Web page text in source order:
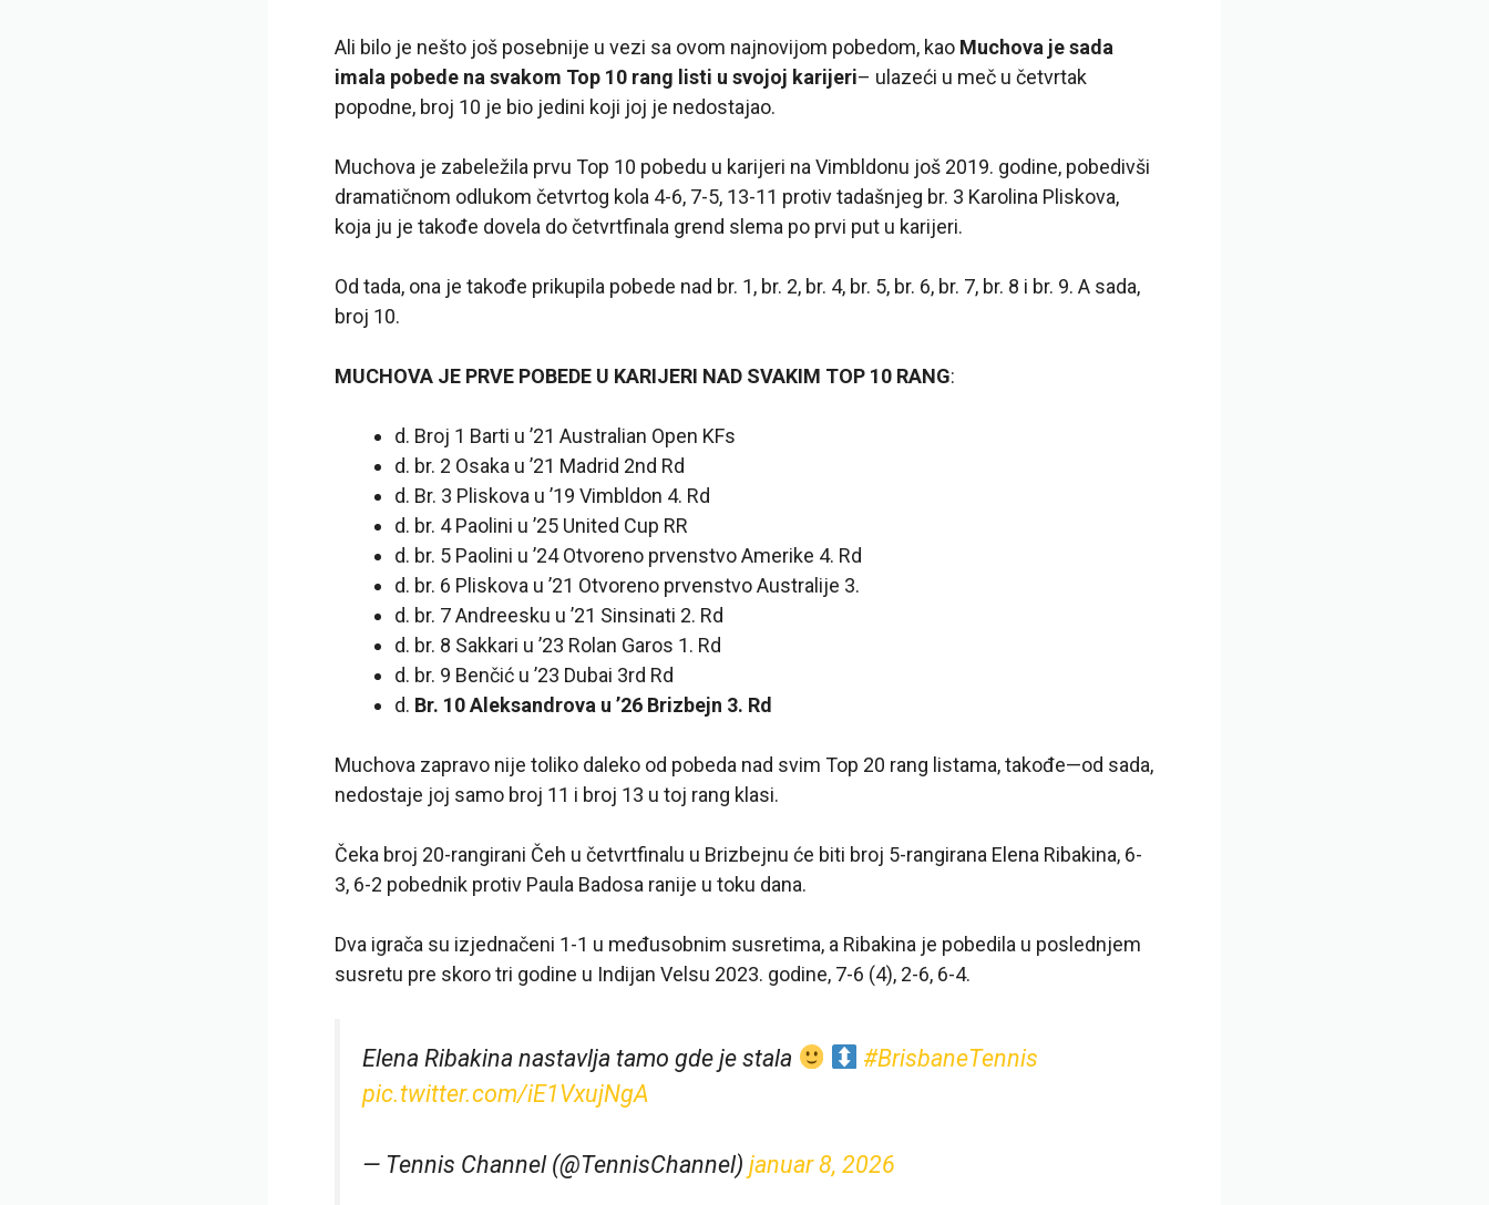
Ali bilo je nešto još posebnije u vezi sa ovom najnovijom pobedom, kao Muchova je sada
imala pobede na svakom Top 10 rang listi u svojoj karijeri– ulazeći u meč u četvrtak
popodne, broj 10 je bio jedini koji joj je nedostajao.
Muchova je zabeležila prvu Top 10 pobedu u karijeri na Vimbldonu još 2019. godine, pobedivši
dramatičnom odlukom četvrtog kola 4-6, 7-5, 13-11 protiv tadašnjeg br. 3 Karolina Pliskova,
koja ju je takođe dovela do četvrtfinala grend slema po prvi put u karijeri.
Od tada, ona je takođe prikupila pobede nad br. 1, br. 2, br. 4, br. 5, br. 6, br. 7, br. 8 i br. 9. A sada,
broj 10.
MUCHOVA JE PRVE POBEDE U KARIJERI NAD SVAKIM TOP 10 RANG:
d. Broj 1 Barti u ’21 Australian Open KFs
d. br. 2 Osaka u ’21 Madrid 2nd Rd
d. Br. 3 Pliskova u ’19 Vimbldon 4. Rd
d. br. 4 Paolini u ’25 United Cup RR
d. br. 5 Paolini u ’24 Otvoreno prvenstvo Amerike 4. Rd
d. br. 6 Pliskova u ’21 Otvoreno prvenstvo Australije 3.
d. br. 7 Andreesku u ’21 Sinsinati 2. Rd
d. br. 8 Sakkari u ’23 Rolan Garos 1. Rd
d. br. 9 Benčić u ’23 Dubai 3rd Rd
d. Br. 10 Aleksandrova u ’26 Brizbejn 3. Rd
Muchova zapravo nije toliko daleko od pobeda nad svim Top 20 rang listama, takođe—od sada,
nedostaje joj samo broj 11 i broj 13 u toj rang klasi.
Čeka broj 20-rangirani Čeh u četvrtfinalu u Brizbejnu će biti broj 5-rangirana Elena Ribakina, 6-
3, 6-2 pobednik protiv Paula Badosa ranije u toku dana.
Dva igrača su izjednačeni 1-1 u međusobnim susretima, a Ribakina je pobedila u poslednjem
susretu pre skoro tri godine u Indijan Velsu 2023. godine, 7-6 (4), 2-6, 6-4.
Elena Ribakina nastavlja tamo gde je stala
#BrisbaneTennis
pic.twitter.com/iE1VxujNgA
— Tennis Channel (@TennisChannel) januar 8, 2026